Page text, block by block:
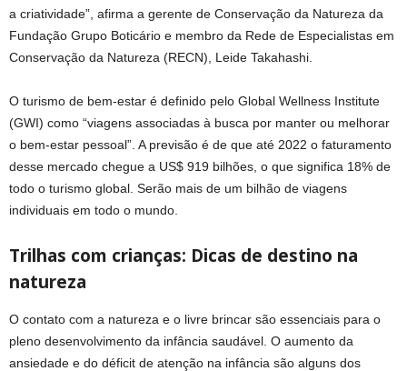
a criatividade”, afirma a gerente de Conservação da Natureza da
Fundação Grupo Boticário e membro da Rede de Especialistas em
Conservação da Natureza (RECN), Leide Takahashi.
O turismo de bem-estar é definido pelo Global Wellness Institute
(GWI) como “viagens associadas à busca por manter ou melhorar
o bem-estar pessoal”. A previsão é de que até 2022 o faturamento
desse mercado chegue a US$ 919 bilhões, o que significa 18% de
todo o turismo global. Serão mais de um bilhão de viagens
individuais em todo o mundo.
Trilhas com crianças: Dicas de destino na
natureza
O contato com a natureza e o livre brincar são essenciais para o
pleno desenvolvimento da infância saudável. O aumento da
ansiedade e do déficit de atenção na infância são alguns dos